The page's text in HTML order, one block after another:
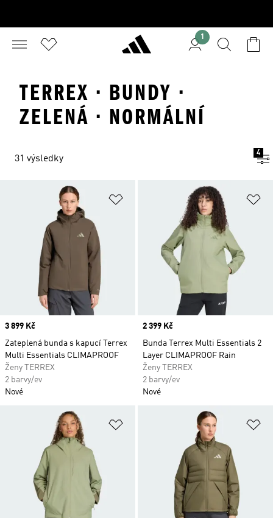
1
TERREX · BUNDY ·
ZELENÁ · NORMÁLNÍ
31 výsledky
4
Přidat do seznamu přání
Price
3 899 Kč
Zateplená bunda s kapucí Terrex
Multi Essentials CLIMAPROOF
Ženy TERREX
2 barvy/ev
Nové
Price
2 399 Kč
Bunda Terrex Multi Essentials 2
Layer CLIMAPROOF Rain
Ženy TERREX
2 barvy/ev
Nové
Přidat do seznamu přání